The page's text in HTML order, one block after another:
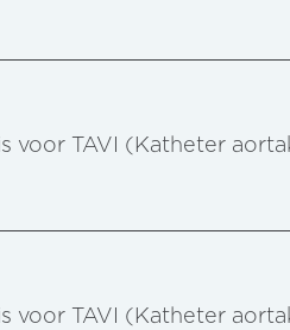
TAVI (Katheter
TAVI (Katheter